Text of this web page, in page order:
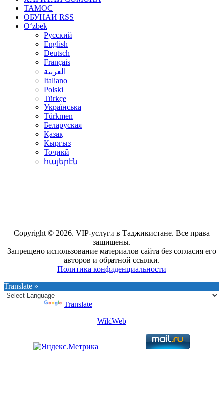
ТАМОС
ОБУНАИ RSS
Oʻzbek
Русский
English
Deutsch
Français
العربية
Italiano
Polski
Türkçe
Українська
Türkmen
Беларуская
Қазақ
Кыргыз
Тоҷикӣ
հայերէն
Copyright © 2026. VIP-услуги в Таджикистане. Все права
защищены.
Запрещено использование материалов сайта без согласия его
авторов и обратной ссылки.
Политика конфиденциальности
Translate »
Translate
WildWeb